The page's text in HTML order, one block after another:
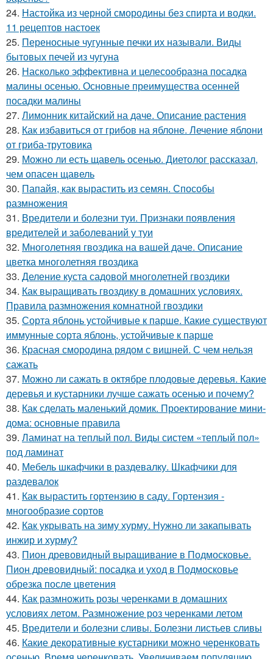
24. Настойка из черной смородины без спирта и водки.
11 рецептов настоек
25. Переносные чугунные печки их называли. Виды
бытовых печей из чугуна
26. Насколько эффективна и целесообразна посадка
малины осенью. Основные преимущества осенней
посадки малины
27. Лимонник китайский на даче. Описание растения
28. Как избавиться от грибов на яблоне. Лечение яблони
от гриба-трутовика
29. Можно ли есть щавель осенью. Диетолог рассказал,
чем опасен щавель
30. Папайя, как вырастить из семян. Способы
размножения
31. Вредители и болезни туи. Признаки появления
вредителей и заболеваний у туи
32. Многолетняя гвоздика на вашей даче. Описание
цветка многолетняя гвоздика
33. Деление куста садовой многолетней гвоздики
34. Как выращивать гвоздику в домашних условиях.
Правила размножения комнатной гвоздики
35. Сорта яблонь устойчивые к парше. Какие существуют
иммунные сорта яблонь, устойчивые к парше
36. Красная смородина рядом с вишней. С чем нельзя
сажать
37. Можно ли сажать в октябре плодовые деревья. Какие
деревья и кустарники лучше сажать осенью и почему?
38. Как сделать маленький домик. Проектирование мини-
дома: основные правила
39. Ламинат на теплый пол. Виды систем «теплый пол»
под ламинат
40. Мебель шкафчики в раздевалку. Шкафчики для
раздевалок
41. Как вырастить гортензию в саду. Гортензия -
многообразие сортов
42. Как укрывать на зиму хурму. Нужно ли закапывать
инжир и хурму?
43. Пион древовидный выращивание в Подмосковье.
Пион древовидный: посадка и уход в Подмосковье
обрезка после цветения
44. Как размножить розы черенками в домашних
условиях летом. Размножение роз черенками летом
45. Вредители и болезни сливы. Болезни листьев сливы
46. Какие декоративные кустарники можно черенковать